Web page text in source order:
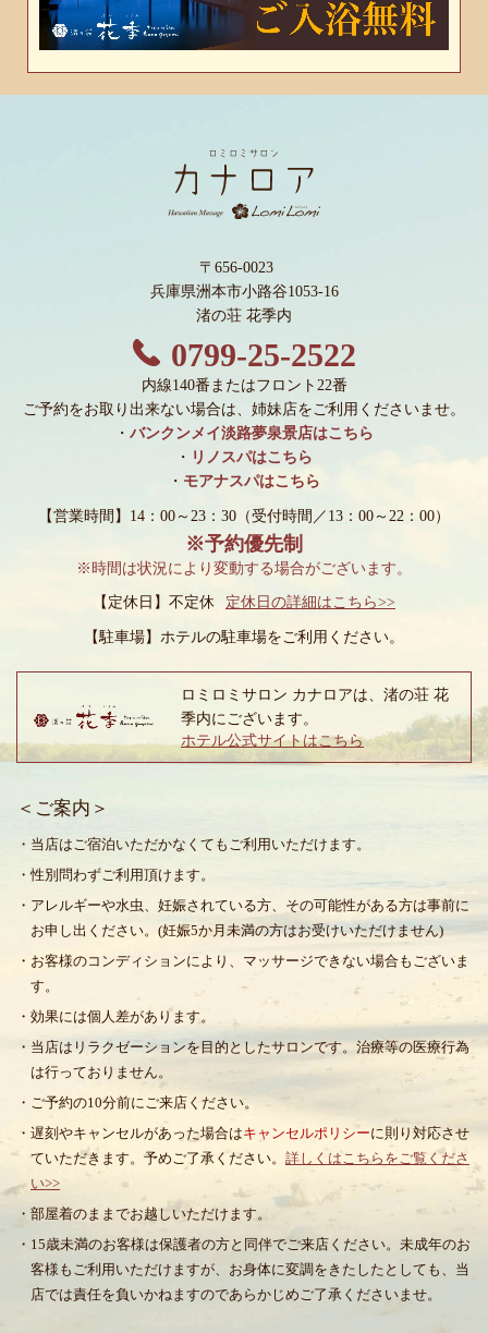
〒656-0023
兵庫県洲本市小路谷1053-16
渚の荘 花季内
0799-25-2522
内線140番またはフロント22番
ご予約をお取り出来ない場合は、姉妹店をご利用くださいませ。
・ バンクンメイ淡路夢泉景店はこちら
・ リノスパはこちら
・ モアナスパはこちら
【営業時間】14：00～23：30 （受付時間／13：00～22：00）
※予約優先制
※時間は状況により変動する場合がございます。
【定休日】不定休 定休日の詳細はこちら>>
【駐車場】 ホテルの駐車場をご利用ください。
ロミロミサロン カナロアは、渚の荘 花
季内にございます。
ホテル公式サイトはこちら
＜ご案内＞
・当店はご宿泊いただかなくてもご利用いただけます。
・性別問わずご利用頂けます。
・アレルギーや水虫、妊娠されている方、その可能性がある方は事前に
お申し出ください。(妊娠5か月未満の方はお受けいただけません)
・お客様のコンディションにより、マッサージできない場合もございま
す。
・効果には個人差があります。
・当店はリラクゼーションを目的としたサロンです。治療等の医療行為
は行っておりません。
・ご予約の10分前にご来店ください。
・遅刻やキャンセルがあった場合はキャンセルポリシーに則り対応させ
ていただきます。予めご了承ください。 詳しくはこちらをご覧くださ
い>>
・部屋着のままでお越しいただけます。
・15歳未満のお客様は保護者の方と同伴でご来店ください。未成年のお
客様もご利用いただけますが、お身体に変調をきたしたとしても、当
店では責任を負いかねますのであらかじめご了承くださいませ。